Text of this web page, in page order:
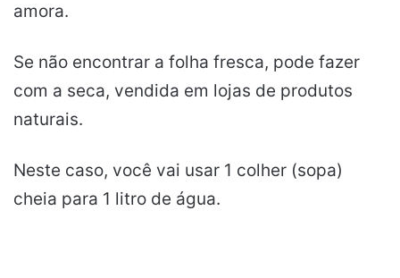
amora.
Se não encontrar a folha fresca, pode fazer
com a seca, vendida em lojas de produtos
naturais.
Neste caso, você vai usar 1 colher (sopa)
cheia para 1 litro de água.